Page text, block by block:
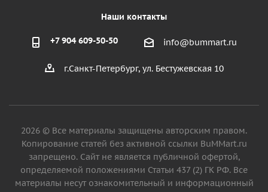
Наши контакты
+7 904 609-50-50 info@bummart.ru
г.Санкт-Петербург, ул. Бестужевская 10
2026 © Все материалы защищены авторским правом.
Копирование статей без активной ссылки BuMMart.ru
запрещено. Сайт не является публичной офертой,
определяемой положениями Статьи 437 (2) ГК РФ. Все
материалы несут ознакомительный и информационный